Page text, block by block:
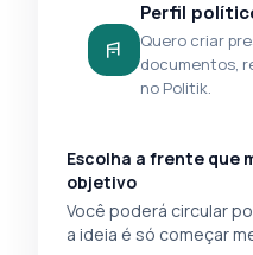
Perfil
Quero criar
documentos,
no Politik.
Escolha a frente que
objetivo
Você poderá circular
a ideia é só começar